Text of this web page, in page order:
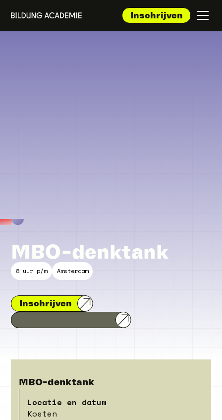
Inschrijven
MBO-denktank
8 uur p/m Amsterdam
Inschrijven
MBO-denktank
Locatie en datum
Kosten